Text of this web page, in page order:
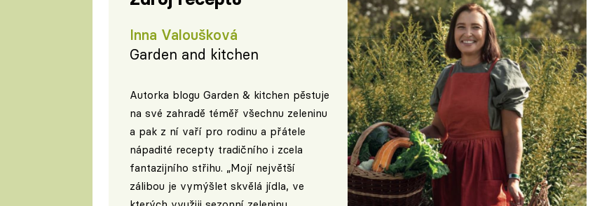
Inna Valoušková
Garden and kitchen
Autorka blogu Garden & kitchen pěstuje
na své zahradě téměř všechnu zeleninu
a pak z ní vaří pro rodinu a přátele
nápadité recepty tradičního i zcela
fantazijního střihu. „Mojí největší
zálibou je vymýšlet skvělá jídla, ve